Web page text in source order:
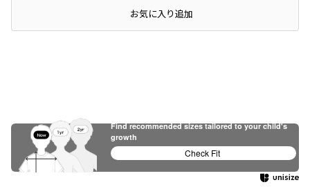
店頭在庫を確認するお気に入り追加
Find recommended sizes tailored to your child's
growth
Check Fit